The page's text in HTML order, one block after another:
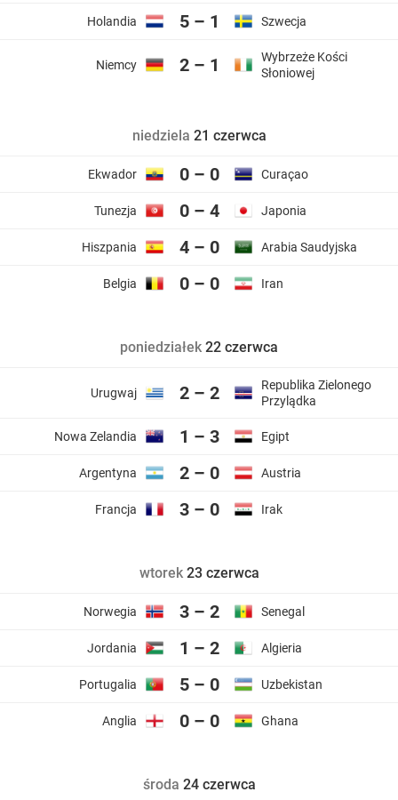
Holandia 5 – 1 Szwecja
Niemcy 2 – 1
Wybrzeże Kości
Słoniowej
niedziela 21 czerwca
Ekwador 0 – 0 Curaçao
Tunezja 0 – 4 Japonia
Hiszpania 4 – 0 Arabia Saudyjska
Belgia 0 – 0 Iran
poniedziałek 22 czerwca
Urugwaj 2 – 2
Republika Zielonego
Przylądka
Nowa Zelandia 1 – 3 Egipt
Argentyna 2 – 0 Austria
Francja 3 – 0 Irak
wtorek23 czerwca
Norwegia 3 – 2 Senegal
Jordania 1 – 2 Algieria
Portugalia 5 – 0 Uzbekistan
Anglia 0 – 0 Ghana
środa 24 czerwca